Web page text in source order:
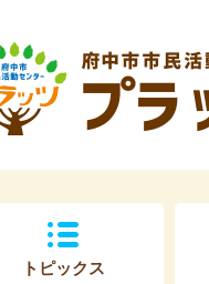
トピックス